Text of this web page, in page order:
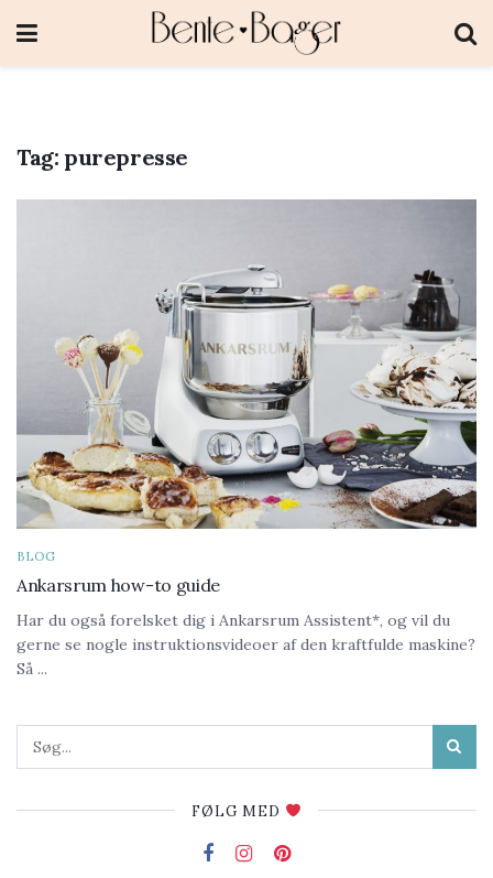
Tag: purepresse
BLOG
Ankarsrum how-to guide
Har du også forelsket dig i Ankarsrum Assistent*, og vil du
gerne se nogle instruktionsvideoer af den kraftfulde maskine?
Så ...
FØLG MED